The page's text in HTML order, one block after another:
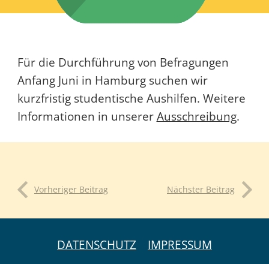
Für die Durchführung von Befragungen
Anfang Juni in Hamburg suchen wir
kurzfristig studentische Aushilfen. Weitere
Informationen in unsererAusschreibung.
Vorheriger Beitrag Nächster Beitrag
DATENSCHUTZ IMPRESSUM